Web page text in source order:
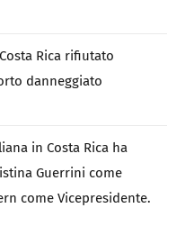
Rica rifiutato
danneggiato
in Costa Rica ha
Guerrini come
come Vicepresidente.